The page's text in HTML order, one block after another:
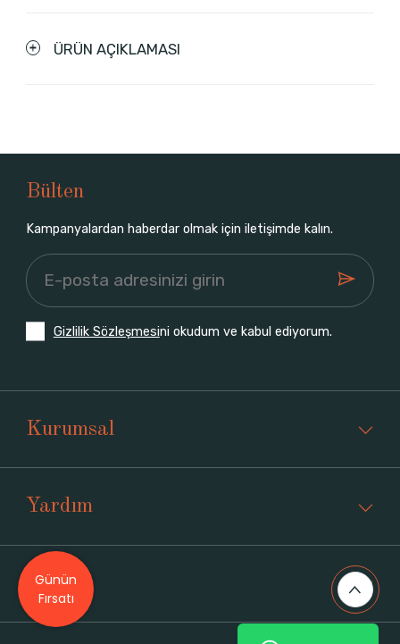
ÜRÜN AÇIKLAMASI
Bülten
Kampanyalardan haberdar olmak için iletişimde kalın.
Gizlilik Sözleşmesini okudum ve kabul ediyorum.
Kurumsal
Yardım
Üyelik
Günün
Fırsatı